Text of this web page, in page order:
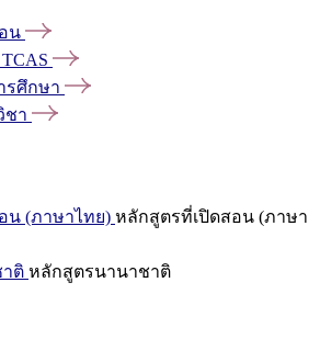
น
TCAS
รศึกษา
ชา
น (ภาษาไทย) หลักสูตรที่เปิดสอน (ภาษา
ติ หลักสูตรนานาชาติ